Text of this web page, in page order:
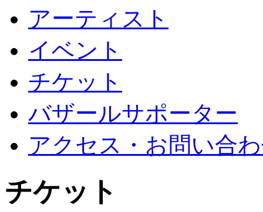
アーティスト
イベント
チケット
バザールサポーター
アクセス・お問い合
チケット